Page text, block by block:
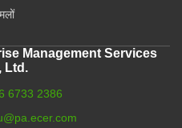
Management Services
Ltd.
6733 2386